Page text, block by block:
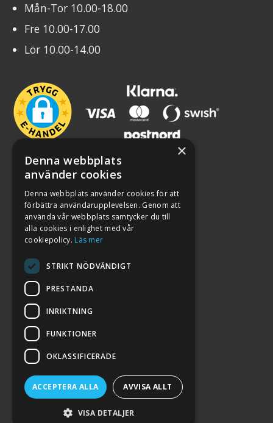
Mån-Tor 10.00-18.00
Fre 10.00-17.00
Lör 10.00-14.00
2026. ALL RIGHTS RESERVED.
POWERED BY EMPORI CMS
×
Denna webbplats
använder cookies
Denna webbplats använder cookies för att
förbättra användarupplevelsen. Genom att
använda vår webbplats samtycker du till
alla cookies i enlighet med vår
cookiepolicy. Läs mer
STRIKT NÖDVÄNDIGT
PRESTANDA
INRIKTNING
FUNKTIONER
OKLASSIFICERADE
ACCEPTERA ALLA AVVISA ALLT
VISA DETALJER